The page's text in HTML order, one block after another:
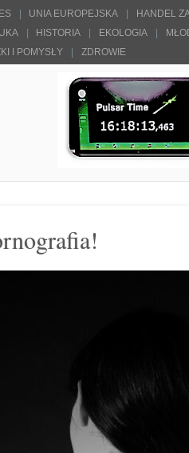
UNIA EUROPEJSKA HANDEL
HISTORIA EKOLOGIA
I POMYSŁY ZDROWIE